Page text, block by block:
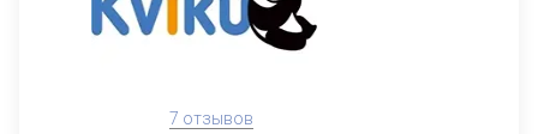
7 отзывов